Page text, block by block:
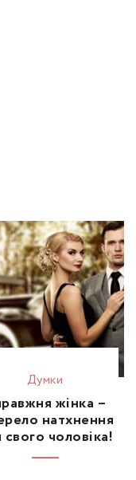
Думки
жінка –
натхнення
свого чоловіка!